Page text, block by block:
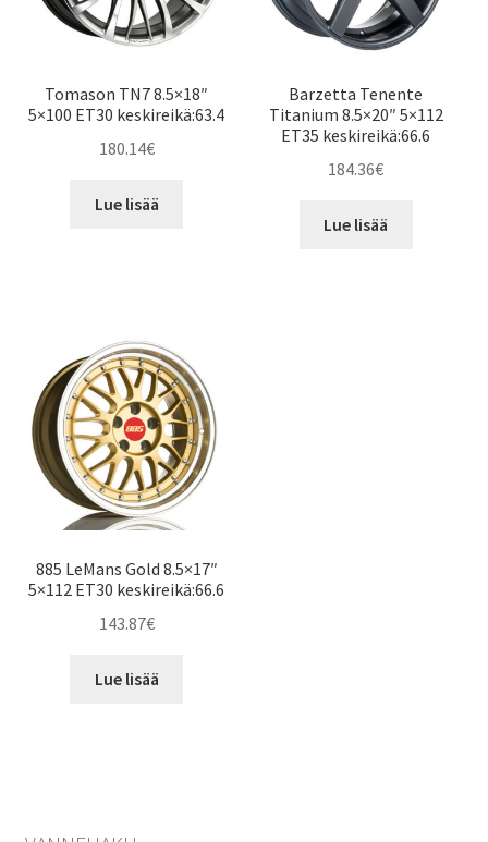
Tomason TN7 8.5×18″
5×100 ET30 keskireikä:63.4
180.14€
Lue lisää
Barzetta Tenente
Titanium 8.5×20″ 5×112
ET35 keskireikä:66.6
184.36€
Lue lisää
885 LeMans Gold 8.5×17″
5×112 ET30 keskireikä:66.6
143.87€
Lue lisää